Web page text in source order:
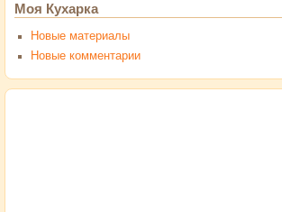
Моя Кухарка
Новые материалы
Новые комментарии